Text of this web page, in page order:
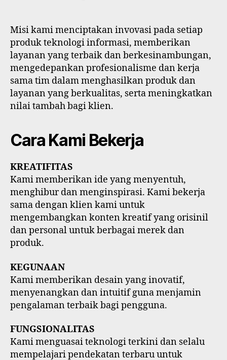
Misi kami menciptakan invovasi pada setiap
produk teknologi informasi, memberikan
layanan yang terbaik dan berkesinambungan,
mengedepankan profesionalisme dan kerja
sama tim dalam menghasilkan produk dan
layanan yang berkualitas, serta meningkatkan
nilai tambah bagi klien.
Cara Kami Bekerja
KREATIFITAS
Kami memberikan ide yang menyentuh,
menghibur dan menginspirasi. Kami bekerja
sama dengan klien kami untuk
mengembangkan konten kreatif yang orisinil
dan personal untuk berbagai merek dan
produk.
KEGUNAAN
Kami memberikan desain yang inovatif,
menyenangkan dan intuitif guna menjamin
pengalaman terbaik bagi pengguna.
FUNGSIONALITAS
Kami menguasai teknologi terkini dan selalu
mempelajari pendekatan terbaru untuk